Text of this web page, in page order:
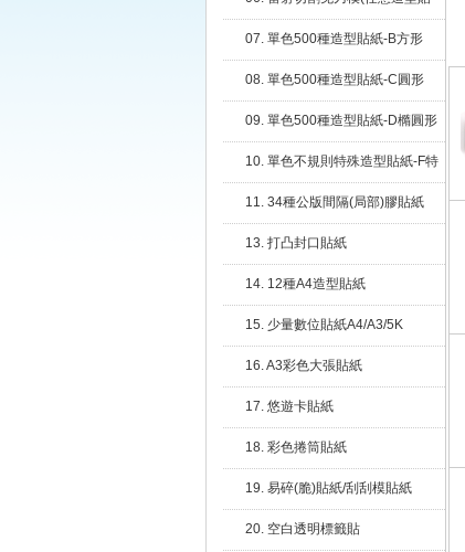
07. 單色500種造型貼紙-B方形
08. 單色500種造型貼紙-C圓形
09. 單色500種造型貼紙-D橢圓形
10. 單色不規則特殊造型貼紙-F特
11. 34種公版間隔(局部)膠貼紙
13. 打凸封口貼紙
14. 12種A4造型貼紙
15. 少量數位貼紙A4/A3/5K
16. A3彩色大張貼紙
17. 悠遊卡貼紙
18. 彩色捲筒貼紙
19. 易碎(脆)貼紙/刮刮模貼紙
20. 空白透明標籤貼